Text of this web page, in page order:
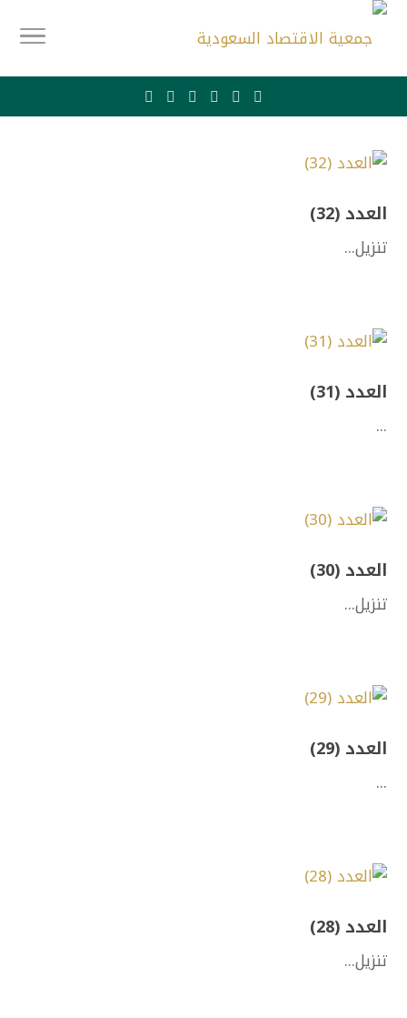
العدد (32)
تنزيل...
العدد (31)
...
العدد (30)
تنزيل...
العدد (29)
...
العدد (28)
تنزيل...